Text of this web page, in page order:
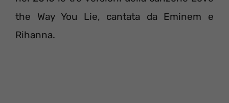
the Way You Lie, cantata da Eminem e
Rihanna.